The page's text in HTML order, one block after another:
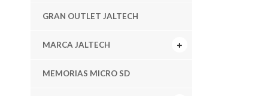
GRAN OUTLET JALTECH
MARCA JALTECH
MEMORIAS MICRO SD